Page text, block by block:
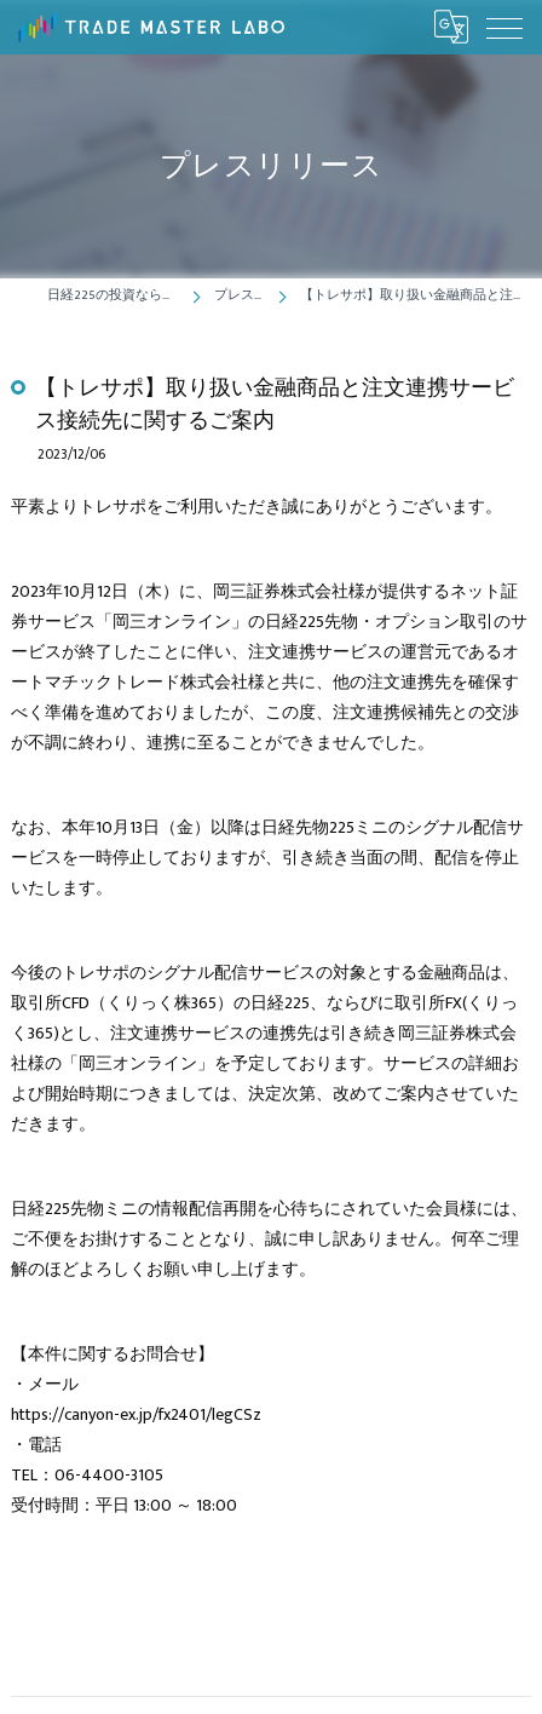
プレスリリース
日経225の投資ならトレードマスターラボ プレスリリース 【トレサポ】取り扱い金融商品と注文連携サービス接続先に関するご案内
【トレサポ】取り扱い金融商品と注文連携サービ
ス接続先に関するご案内
2023/12/06
平素よりトレサポをご利用いただき誠にありがとうございます。
2023年10月12日（木）に、岡三証券株式会社様が提供するネット証
券サービス「岡三オンライン」の日経225先物・オプション取引のサ
ービスが終了したことに伴い、注文連携サービスの運営元であるオ
ートマチックトレード株式会社様と共に、他の注文連携先を確保す
べく準備を進めておりましたが、この度、注文連携候補先との交渉
が不調に終わり、連携に至ることができませんでした。
なお、本年10月13日（金）以降は日経先物225ミニのシグナル配信サ
ービスを一時停止しておりますが、引き続き当面の間、配信を停止
いたします。
今後のトレサポのシグナル配信サービスの対象とする金融商品は、
取引所CFD（くりっく株365）の日経225、ならびに取引所FX(くりっ
く365)とし、注文連携サービスの連携先は引き続き岡三証券株式会
社様の「岡三オンライン」を予定しております。サービスの詳細お
よび開始時期につきましては、決定次第、改めてご案内させていた
だきます。
日経225先物ミニの情報配信再開を心待ちにされていた会員様には、
ご不便をお掛けすることとなり、誠に申し訳ありません。何卒ご理
解のほどよろしくお願い申し上げます。
【本件に関するお問合せ】
・メール
https://canyon-ex.jp/fx2401/legCSz
・電話
TEL：06-4400-3105
受付時間：平日 13:00 ～ 18:00